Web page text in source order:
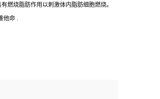
燃烧脂肪作用以刺激体内脂肪细胞燃烧。
他命 .